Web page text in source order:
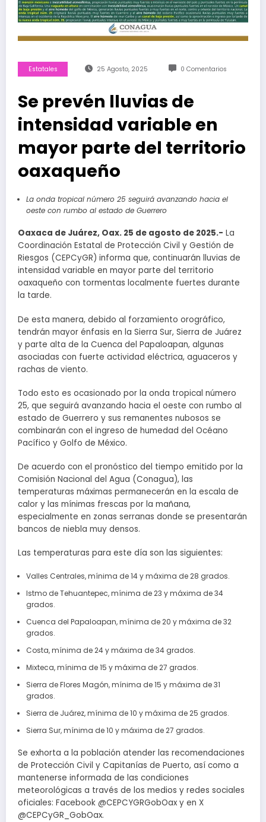
Estatales 25 Agosto, 2025 0 Comentarios
Se prevén lluvias de
intensidad variable en
mayor parte del territorio
oaxaqueño
La onda tropical número 25 seguirá avanzando hacia el
oeste con rumbo al estado de Guerrero
Oaxaca de Juárez, Oax. 25 de agosto de 2025.- La
Coordinación Estatal de Protección Civil y Gestión de
Riesgos (CEPCyGR) informa que, continuarán lluvias de
intensidad variable en mayor parte del territorio
oaxaqueño con tormentas localmente fuertes durante
la tarde.
De esta manera, debido al forzamiento orográfico,
tendrán mayor énfasis en la Sierra Sur, Sierra de Juárez
y parte alta de la Cuenca del Papaloapan, algunas
asociadas con fuerte actividad eléctrica, aguaceros y
rachas de viento.
Todo esto es ocasionado por la onda tropical número
25, que seguirá avanzando hacia el oeste con rumbo al
estado de Guerrero y sus remanentes nubosos se
combinarán con el ingreso de humedad del Océano
Pacífico y Golfo de México.
De acuerdo con el pronóstico del tiempo emitido por la
Comisión Nacional del Agua (Conagua), las
temperaturas máximas permanecerán en la escala de
calor y las mínimas frescas por la mañana,
especialmente en zonas serranas donde se presentarán
bancos de niebla muy densos.
Las temperaturas para este día son las siguientes:
Valles Centrales, mínima de 14 y máxima de 28 grados.
Istmo de Tehuantepec, mínima de 23 y máxima de 34
grados.
Cuenca del Papaloapan, mínima de 20 y máxima de 32
grados.
Costa, mínima de 24 y máxima de 34 grados.
Mixteca, mínima de 15 y máxima de 27 grados.
Sierra de Flores Magón, mínima de 15 y máxima de 31
grados.
Sierra de Juárez, mínima de 10 y máxima de 25 grados.
Sierra Sur, mínima de 10 y máxima de 27 grados.
Se exhorta a la población atender las recomendaciones
de Protección Civil y Capitanías de Puerto, así como a
mantenerse informada de las condiciones
meteorológicas a través de los medios y redes sociales
oficiales: Facebook @CEPCYGRGobOax y en X
@CEPCyGR_GobOax.